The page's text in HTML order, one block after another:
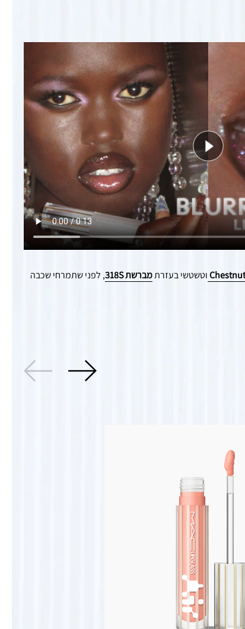
וטשטשי בעזרתמברשת 318S
, לפני שתמרחי שכבה